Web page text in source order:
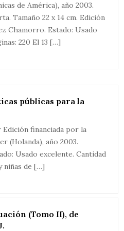
de América), año 2003.
Tamaño 22 x 14 cm. Edición
Chamorro. Estado: Usado
220 El 13 […]
públicas para la
financiada por la
(Holanda), año 2003.
Usado excelente. Cantidad
niñas de […]
(Tomo II), de